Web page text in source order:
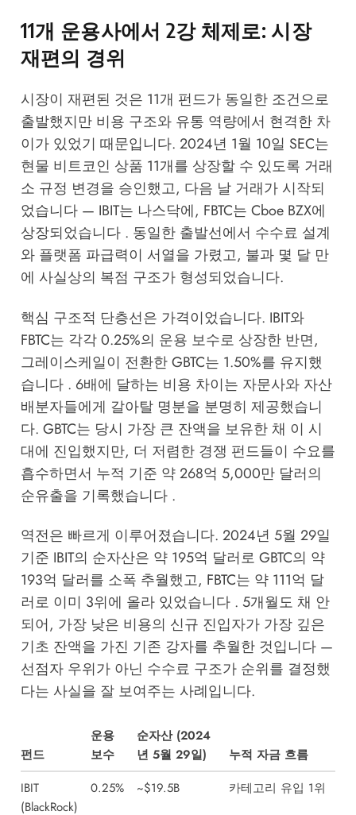
11개 운용사에서 2강 체제로: 시장
재편의 경위
시장이 재편된 것은 11개 펀드가 동일한 조건으로
출발했지만 비용 구조와 유통 역량에서 현격한 차
이가 있었기 때문입니다. 2024년 1월 10일 SEC는
현물 비트코인 상품 11개를 상장할 수 있도록 거래
소 규정 변경을 승인했고, 다음 날 거래가 시작되
었습니다 — IBIT는 나스닥에, FBTC는 Cboe BZX에
상장되었습니다 . 동일한 출발선에서 수수료 설계
와 플랫폼 파급력이 서열을 가렸고, 불과 몇 달 만
에 사실상의 복점 구조가 형성되었습니다.
핵심 구조적 단층선은 가격이었습니다. IBIT와
FBTC는 각각 0.25%의 운용 보수로 상장한 반면,
그레이스케일이 전환한 GBTC는 1.50%를 유지했
습니다 . 6배에 달하는 비용 차이는 자문사와 자산
배분자들에게 갈아탈 명분을 분명히 제공했습니
다. GBTC는 당시 가장 큰 잔액을 보유한 채 이 시
대에 진입했지만, 더 저렴한 경쟁 펀드들이 수요를
흡수하면서 누적 기준 약 268억 5,000만 달러의
순유출을 기록했습니다 .
역전은 빠르게 이루어졌습니다. 2024년 5월 29일
기준 IBIT의 순자산은 약 195억 달러로 GBTC의 약
193억 달러를 소폭 추월했고, FBTC는 약 111억 달
러로 이미 3위에 올라 있었습니다 . 5개월도 채 안
되어, 가장 낮은 비용의 신규 진입자가 가장 깊은
기초 잔액을 가진 기존 강자를 추월한 것입니다 —
선점자 우위가 아닌 수수료 구조가 순위를 결정했
다는 사실을 잘 보여주는 사례입니다.
펀드
운용
보수
순자산 (2024
년 5월 29일)
누적 자금 흐름
IBIT
(BlackRock)
0.25% ~$19.5B 카테고리 유입 1위